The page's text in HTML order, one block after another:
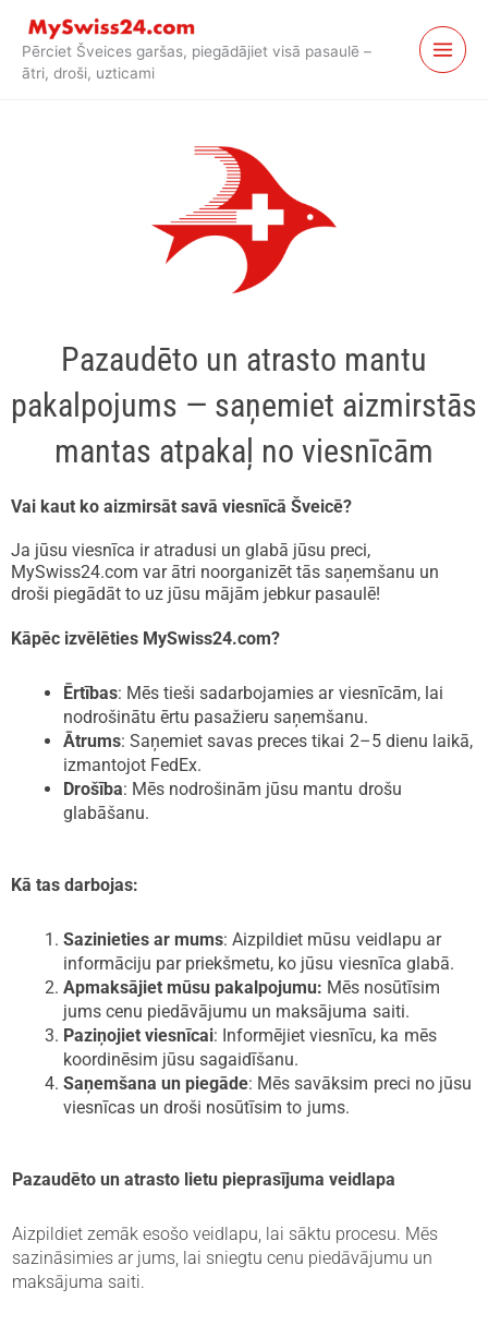
saturuPērciet Šveices garšas, piegādājiet visā pasaulē –
ātri, droši, uzticami
Pazaudēto un atrasto mantu
pakalpojums — saņemiet aizmirstās
mantas atpakaļ no viesnīcām
Vai kaut ko aizmirsāt savā viesnīcā Šveicē?
Ja jūsu viesnīca ir atradusi un glabā jūsu preci,
MySwiss24.com var ātri noorganizēt tās saņemšanu un
droši piegādāt to uz jūsu mājām jebkur pasaulē!
Kāpēc izvēlēties MySwiss24.com?
Ērtības: Mēs tieši sadarbojamies ar viesnīcām, lai
nodrošinātu ērtu pasažieru saņemšanu.
Ātrums: Saņemiet savas preces tikai 2–5 dienu laikā,
izmantojot FedEx.
Drošība: Mēs nodrošinām jūsu mantu drošu
glabāšanu.
Kā tas darbojas:
Sazinieties ar mums: Aizpildiet mūsu veidlapu ar
informāciju par priekšmetu, ko jūsu viesnīca glabā.
Apmaksājiet mūsu pakalpojumu: Mēs nosūtīsim
jums cenu piedāvājumu un maksājuma saiti.
Paziņojiet viesnīcai: Informējiet viesnīcu, ka mēs
koordinēsim jūsu sagaidīšanu.
Saņemšana un piegāde: Mēs savāksim preci no jūsu
viesnīcas un droši nosūtīsim to jums.
Pazaudēto un atrasto lietu pieprasījuma veidlapa
Aizpildiet zemāk esošo veidlapu, lai sāktu procesu. Mēs
sazināsimies ar jums, lai sniegtu cenu piedāvājumu un
maksājuma saiti.